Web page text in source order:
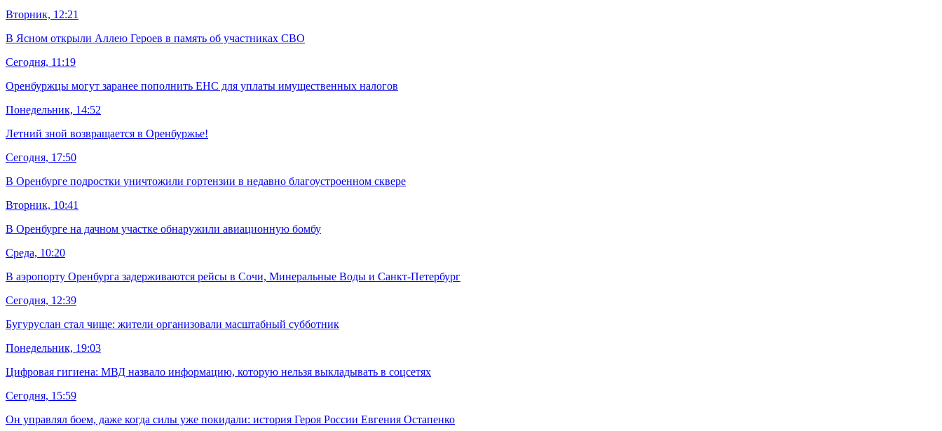
Вторник, 12:21
В Ясном открыли Аллею Героев в память об участниках СВО
Сегодня, 11:19
Оренбуржцы могут заранее пополнить ЕНС для уплаты имущественных налогов
Понедельник, 14:52
Летний зной возвращается в Оренбуржье!
Сегодня, 17:50
В Оренбурге подростки уничтожили гортензии в недавно благоустроенном сквере
Вторник, 10:41
В Оренбурге на дачном участке обнаружили авиационную бомбу
Среда, 10:20
В аэропорту Оренбурга задерживаются рейсы в Сочи, Минеральные Воды и Санкт-Петербург
Сегодня, 12:39
Бугуруслан стал чище: жители организовали масштабный субботник
Понедельник, 19:03
Цифровая гигиена: МВД назвало информацию, которую нельзя выкладывать в соцсетях
Сегодня, 15:59
Он управлял боем, даже когда силы уже покидали: история Героя России Евгения Остапенко